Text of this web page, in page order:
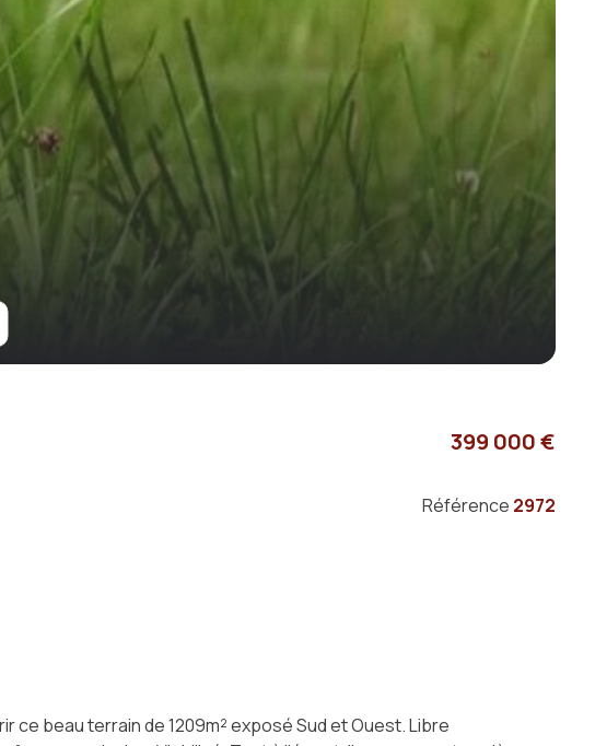
399 000 €
Référence 2972
ce beau terrain de 1209m² exposé Sud et Ouest. Libre